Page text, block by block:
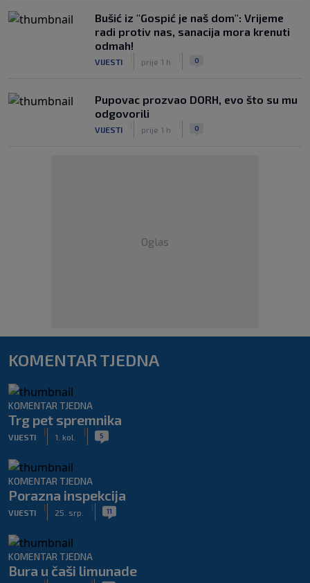
Bušić iz "Gospić je naš dom": Vrijeme
radi protiv nas, sanacija mora krenuti
odmah!
VIJESTI prije 1 h 0
Pupovac prozvao DORH, evo što su mu
odgovorili
VIJESTI prije 1 h 0
Oglas
KOMENTAR TJEDNA
KOMENTAR TJEDNA
Trg pet spremnika
VIJESTI
|
1. kol.
| 5
KOMENTAR TJEDNA
Porazna inspekcija
VIJESTI
|
25. srp.
| 11
KOMENTAR TJEDNA
Bura u čaši limunade